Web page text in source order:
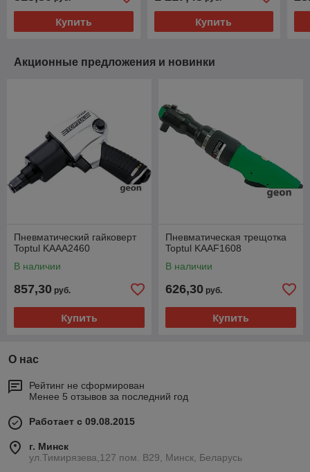
Купить Купить
Акционные предложения и новинки
Пневматический гайковерт
Toptul KAAA2460
В наличии
857,30 руб.
Купить
Пневматическая трещотка
Toptul KAAF1608
В наличии
626,30 руб.
Купить
О нас
Рейтинг не сформирован
Менее 5 отзывов за последний год
Работает с 09.08.2015
г. Минск
ул.Тимирязева,127 пом. В29, Минск, Беларусь